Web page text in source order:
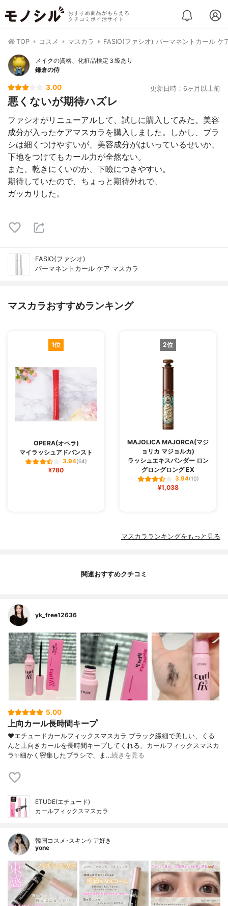
おすすめ商品がもらえる
クチコミポイ活サイト
TOP コスメ マスカラ FASIO(ファシオ) パーマネントカール ケ
メイクの資格、化粧品検定３級あり
鎌倉の侍
3.00 更新日時：6ヶ月以上前
悪くないが期待ハズレ
ファシオがリニューアルして、試しに購入してみた。美容
成分が入ったケアマスカラを購入しました。しかし、ブラ
シは細くつけやすいが、美容成分がはいっているせいか、
下地をつけてもカール力が全然ない。
また、乾きにくいのか、下瞼につきやすい。
期待していたので、ちょっと期待外れで、
ガッカリした。
FASIO(ファシオ)
パーマネントカール ケア マスカラ
マスカラおすすめランキング
1位
OPERA(オペラ)
マイラッシュアドバンスト
3.94(64)
¥780
2位
MAJOLICA MAJORCA(マジ
ョリカ マジョルカ)
ラッシュエキスパンダー ロン
グロングロング EX
3.94(10)
¥1,038
マスカラランキングをもっと見る
関連おすすめクチコミ
yk_free12636
5.00
上向カール長時間キープ
❤︎エチュードカールフィックスマスカラ ブラック繊細で美しい、くる
んと上向きカールを長時間キープしてくれる、カールフィックスマスカ
ラ✨細かく密集したブラシで、ま…続きを見る
ETUDE(エチュード)
カールフィックスマスカラ
韓国コスメ･スキンケア好き
yone